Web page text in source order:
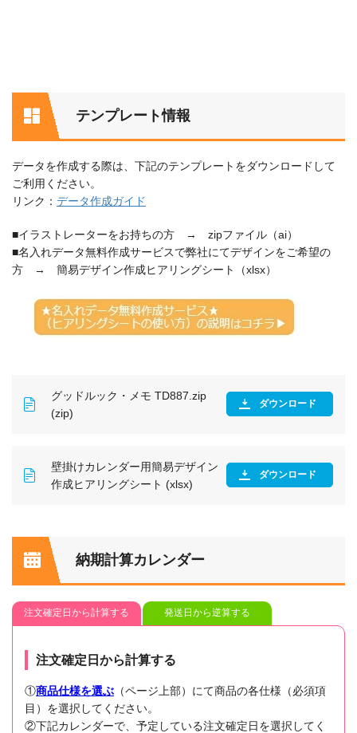
テンプレート情報
データを作成する際は、下記のテンプレートをダウンロードして
ご利用ください。
リンク： データ作成ガイド
■イラストレーターをお持ちの方 → zipファイル（ai）
■名入れデータ無料作成サービスで弊社にてデザインをご希望の
方 → 簡易デザイン作成ヒアリングシート（xlsx）
グッドルック・メモ TD887.zip
(zip)
ダウンロード
壁掛けカレンダー用簡易デザイン
作成ヒアリングシート (xlsx)
ダウンロード
納期計算カレンダー
注文確定日から計算する 発送日から逆算する
注文確定日から計算する
①商品仕様を選ぶ （ページ上部）にて商品の各仕様（必須項
目）を選択してください。
②下記カレンダーで、予定している注文確定日を選択してく